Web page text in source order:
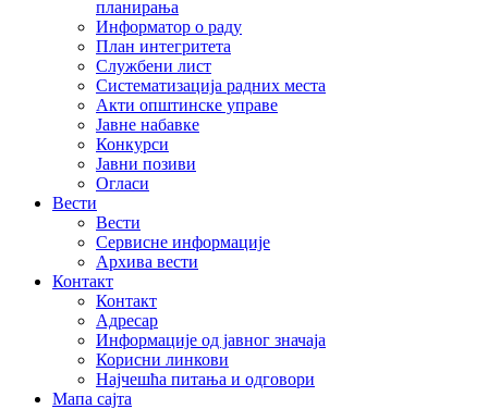
планирања
Информатор о раду
План интегритета
Службени лист
Систематизација радних места
Акти општинске управе
Јавне набавке
Конкурси
Јавни позиви
Огласи
Вести
Вести
Сервисне информације
Архива вести
Контакт
Контакт
Адресар
Информације од јавног значаја
Корисни линкови
Најчешћа питања и одговори
Мапа сајта